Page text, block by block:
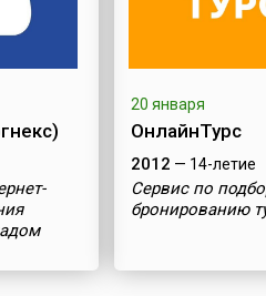
20 января
ОнлайнТурс
2012 — 14-летие
Сервис по
бронированию